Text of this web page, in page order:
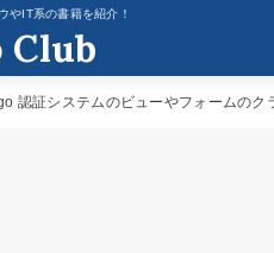
やIT系の書籍を紹介！
Club
認証システムのビューやフォームのク